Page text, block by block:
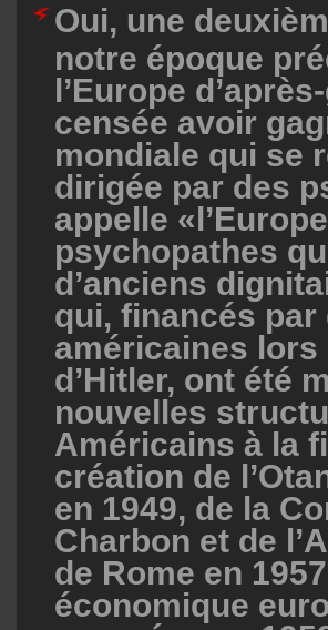
Oui, une
notre époque
l’Europe
censée avoir
mondiale qui se
dirigée par des
appelle
psychopathes
d’anciens
qui, financés
américaines
d’Hitler, ont été
nouvelles
Américains à la
création de
en 1949, de la
Charbon et de
de Rome en
économique